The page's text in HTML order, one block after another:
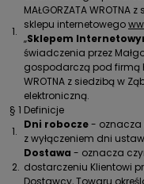
1.
MAŁGORZATA
sklepu internetowego
„Sklepem
świadczenia przez
gospodarczą pod firmą
WROTNA z siedzibą w
elektroniczną.
§ 1 Definicje
1.
Dni robocze- oznacza
z wyłączeniem dni
2.
Dostawa - oznacza
dostarczeniu Klientowi
Dostawcy, Towaru